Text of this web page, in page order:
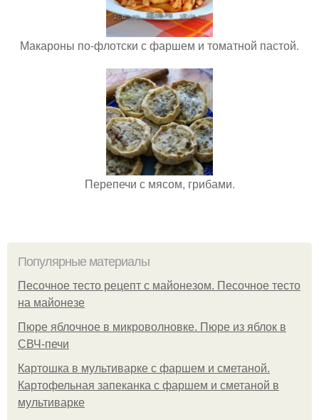
Макароны по-флотски с фаршем и томатной пастой.
Перепечи с мясом, грибами.
Популярные материалы
Песочное тесто рецепт с майонезом. Песочное тесто
на майонезе
Пюре яблочное в микроволновке. Пюре из яблок в
СВЧ-печи
Картошка в мультиварке с фаршем и сметаной.
Картофельная запеканка с фаршем и сметаной в
мультиварке